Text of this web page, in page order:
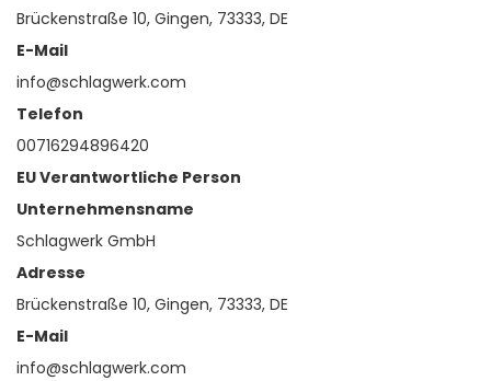
Brückenstraße 10, Gingen, 73333, DE
E-Mail
info@schlagwerk.com
Telefon
00716294896420
EU Verantwortliche Person
Unternehmensname
Schlagwerk GmbH
Adresse
Brückenstraße 10, Gingen, 73333, DE
E-Mail
info@schlagwerk.com